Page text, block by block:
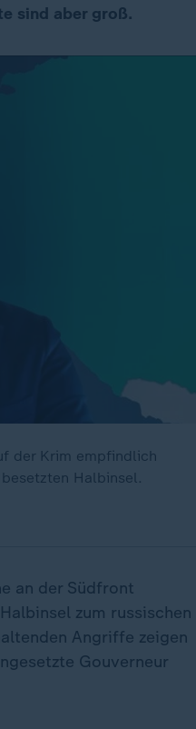
sind aber groß.
der Krim empfindlich
Halbinsel.
an der Südfront
zum russischen
Angriffe zeigen
Gouverneur